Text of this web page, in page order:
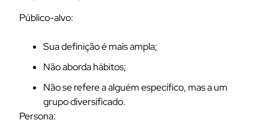
Público-alvo:
Sua definição é mais ampla;
Não aborda hábitos;
Não se refere a alguém específico, mas a um
grupo diversificado.
Persona: